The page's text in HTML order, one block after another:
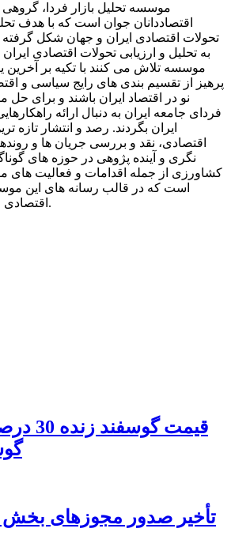
موسسه تحلیل بازار فردا،
اقتصاددانان جوان است که با هدف
تحولات اقتصادی ایران و جهان شکل
به تحلیل و ارزیابی تحولات اقتصادی
موسسه تلاش می کنند با تکیه بر
پرهیز از تقسیم بندی های رایج سیاسی و
نو در اقتصاد ایران باشند و برای
فردای جامعه ایران به دنبال ارائه
ایران بگردند. رصد و انتشار تازه
اقتصادی، نقد و بررسی جریان ها و
نگری و آینده پژوهی در حوزه های
کشاورزی از جمله اقدامات و فعالیت های
است که در قالب رسانه های این
اقتصادی و صنعتی قرار می گیرد.
قیمت
تأخیر صدور مجوزهای